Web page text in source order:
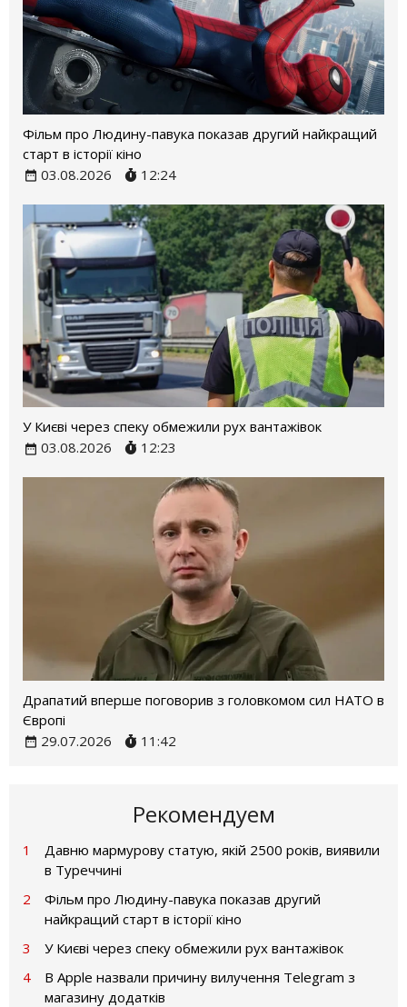
Фільм про Людину-павука показав другий найкращий
старт в історії кіно
03.08.2026
12:24
У Києві через спеку обмежили рух вантажівок
03.08.2026
12:23
Драпатий вперше поговорив з головкомом сил НАТО в
Європі
29.07.2026
11:42
Рекомендуем
1
Давню мармурову статую, якій 2500 років, виявили
в Туреччині
2
Фільм про Людину-павука показав другий
найкращий старт в історії кіно
3
У Києві через спеку обмежили рух вантажівок
4
В Apple назвали причину вилучення Telegram з
магазину додатків